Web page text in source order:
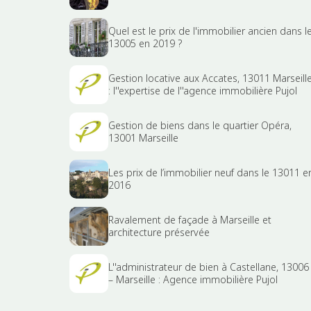
Quel est le prix de l'immobilier ancien dans le
13005 en 2019 ?
Gestion locative aux Accates, 13011 Marseille
: l''expertise de l''agence immobilière Pujol
Gestion de biens dans le quartier Opéra,
13001 Marseille
Les prix de l’immobilier neuf dans le 13011
2016
Ravalement de façade à Marseille et
architecture préservée
L''administrateur de bien à Castellane, 13006
– Marseille : Agence immobilière Pujol